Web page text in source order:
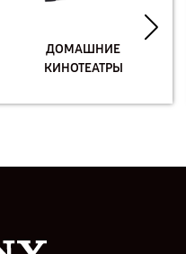
ДОМАШНИЕ
КИНОТЕАТРЫ